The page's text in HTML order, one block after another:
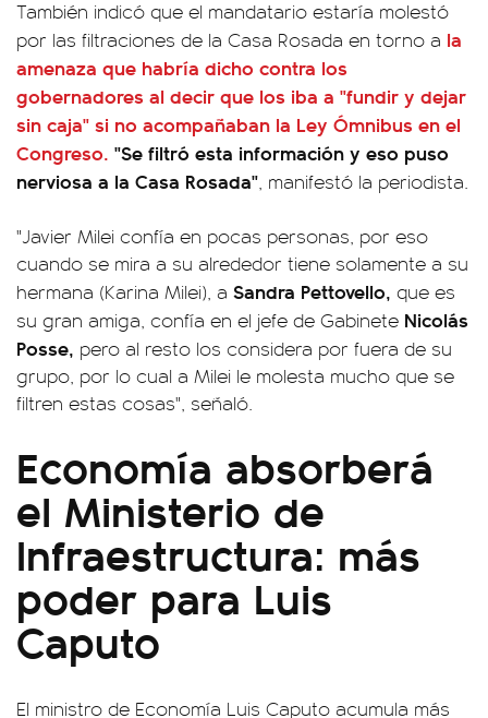
También indicó que el mandatario estaría molestó
por las filtraciones de la Casa Rosada en torno a la
amenaza que habría dicho contra los
gobernadores al decir que los iba a "fundir y dejar
sin caja" si no acompañaban la Ley Ómnibus en el
Congreso. "Se filtró esta información y eso puso
nerviosa a la Casa Rosada", manifestó la periodista.
"Javier Milei confía en pocas personas, por eso
cuando se mira a su alrededor tiene solamente a su
hermana (Karina Milei), a Sandra Pettovello, que es
su gran amiga, confía en el jefe de Gabinete Nicolás
Posse, pero al resto los considera por fuera de su
grupo, por lo cual a Milei le molesta mucho que se
filtren estas cosas", señaló.
Economía absorberá
el Ministerio de
Infraestructura: más
poder para Luis
Caputo
El ministro de Economía Luis Caputo acumula más